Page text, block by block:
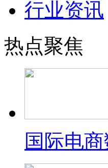
行业资讯
热点聚焦
国际电